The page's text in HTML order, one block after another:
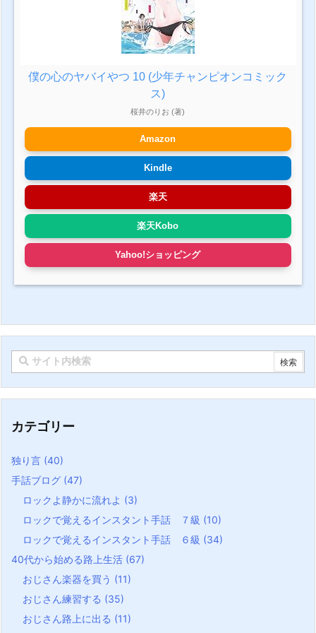
僕の心のヤバイやつ 10 (少年チャンピオンコミック
ス)
桜井のりお (著)
Amazon
Kindle
楽天
楽天Kobo
Yahoo!ショッピング
カテゴリー
独り言 (40)
手話ブログ (47)
ロックよ静かに流れよ (3)
ロックで覚えるインスタント手話 ７級 (10)
ロックで覚えるインスタント手話 ６級 (34)
40代から始める路上生活 (67)
おじさん楽器を買う (11)
おじさん練習する (35)
おじさん路上に出る (11)